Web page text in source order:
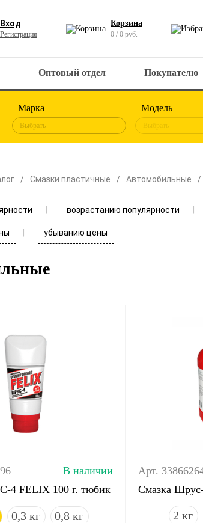
Вход
Регистрация
Корзина
0 / 0 руб.
Оптовый отдел Покупателю
Марка
Выбрать
Модель
Выбрать
Смазки пластичные Автомобильные
возрастанию популярности
убыванию цены
В наличии
4 FELIX 100 г. тюбик
0,3 кг 0,8 кг
Арт.
Смазка
2 кг